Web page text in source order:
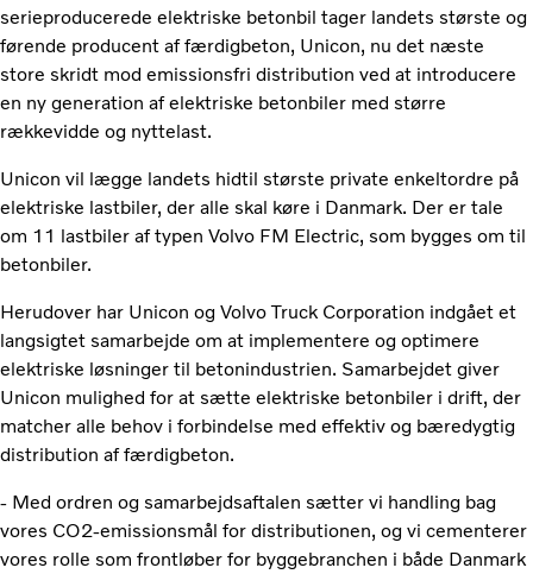
serieproducerede elektriske betonbil tager landets største og
førende producent af færdigbeton, Unicon, nu det næste
store skridt mod emissionsfri distribution ved at introducere
en ny generation af elektriske betonbiler med større
rækkevidde og nyttelast.
Unicon vil lægge landets hidtil største private enkeltordre på
elektriske lastbiler, der alle skal køre i Danmark. Der er tale
om 11 lastbiler af typen Volvo FM Electric, som bygges om til
betonbiler.
Herudover har Unicon og Volvo Truck Corporation indgået et
langsigtet samarbejde om at implementere og optimere
elektriske løsninger til betonindustrien. Samarbejdet giver
Unicon mulighed for at sætte elektriske betonbiler i drift, der
matcher alle behov i forbindelse med effektiv og bæredygtig
distribution af færdigbeton.
- Med ordren og samarbejdsaftalen sætter vi handling bag
vores CO2-emissionsmål for distributionen, og vi cementerer
vores rolle som frontløber for byggebranchen i både Danmark